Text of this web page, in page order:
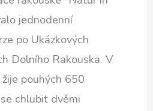
jednodenní
po Ukázkových
Dolního Rakouska. V
pouhých 650
chlubit dvěmi